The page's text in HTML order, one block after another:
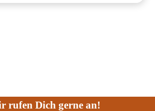
rufen Dich gerne an!